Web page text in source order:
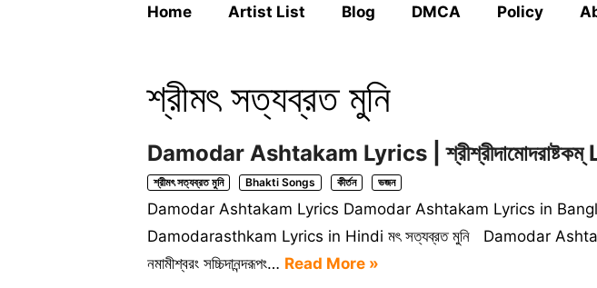
Home Artist List Blog DMCA Policy
শ্রীমৎ সত্যব্রত মুনি
Damodar Ashtakam Lyrics |
শ্রীমৎ সত্যব্রত মুনি Bhakti Songs কীর্তন ভজন
Damodar Ashtakam Lyrics Damodar Ashtakam Lyrics in Bangla
Damodarasthkam Lyrics in Hindi মৎ সত্যব্রত মুনি Damodar
নমামীশ্বরং সচ্চিদানন্দরূপং… Read More »